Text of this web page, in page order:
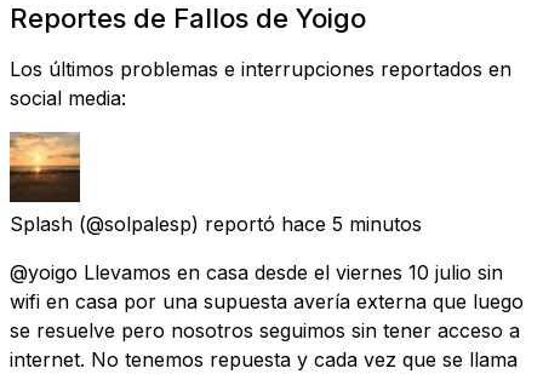
Reportes de Fallos de Yoigo
Los últimos problemas e interrupciones reportados en
social media:
Splash (@solpalesp) reportó hace 5 minutos
@yoigo Llevamos en casa desde el viernes 10 julio sin
wifi en casa por una supuesta avería externa que luego
se resuelve pero nosotros seguimos sin tener acceso a
internet. No tenemos repuesta y cada vez que se llama